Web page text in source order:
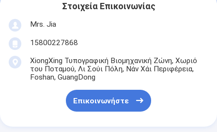
Στοιχεία Επικοινωνίας
Mrs. Jia
15800227868
XiongXing Τυπογραφική Βιομηχανική Ζώνη, Χωριό
του Ποταμού, Λι Σούι Πόλη, Νάν Χάι Περιφέρεια,
Foshan, GuangDong
Επικοινωνήστε